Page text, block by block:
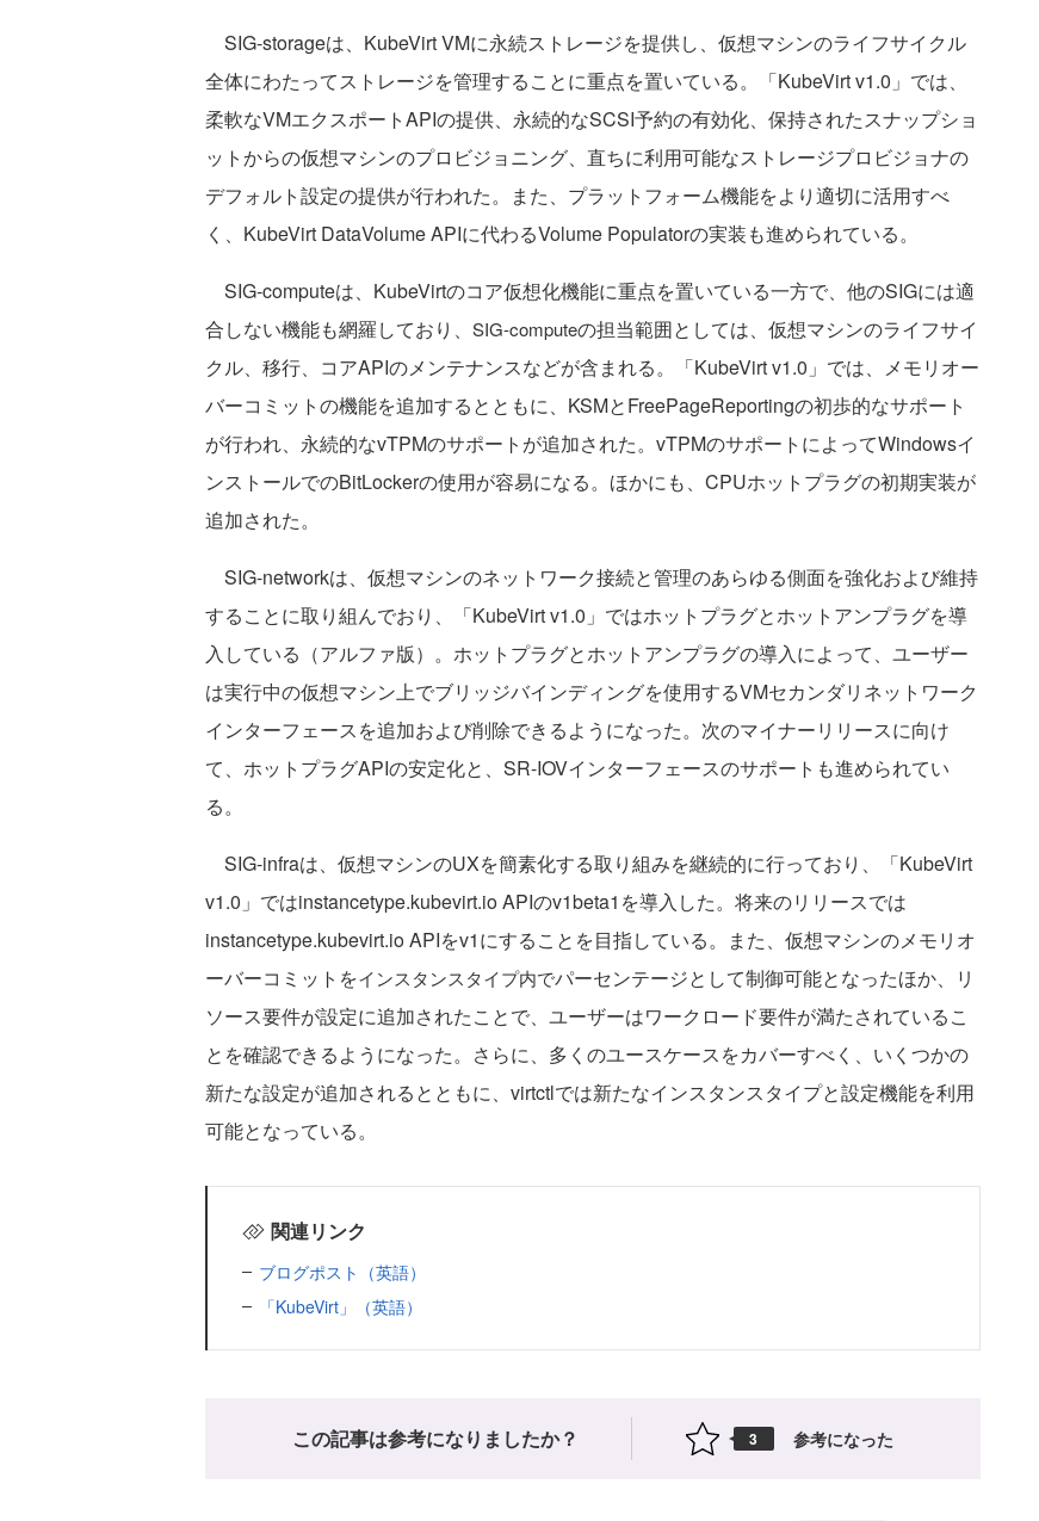
SIG-storageは、KubeVirt VMに永続ストレージを提供し、仮想マシンのライフサイクル
全体にわたってストレージを管理することに重点を置いている。「KubeVirt v1.0」では、
柔軟なVMエクスポートAPIの提供、永続的なSCSI予約の有効化、保持されたスナップショ
ットからの仮想マシンのプロビジョニング、直ちに利用可能なストレージプロビジョナの
デフォルト設定の提供が行われた。また、プラットフォーム機能をより適切に活用すべ
く、KubeVirt DataVolume APIに代わるVolume Populatorの実装も進められている。
SIG-computeは、KubeVirtのコア仮想化機能に重点を置いている一方で、他のSIGには適
合しない機能も網羅しており、 SIG-computeの担当範囲としては、仮想マシンのライフサイ
クル、移行、コアAPIのメンテナンスなどが含まれる。「KubeVirt v1.0」では、メモリオー
バーコミットの機能を追加するとともに、KSMとFreePageReportingの初歩的なサポート
が行われ、永続的なvTPMのサポートが追加された。vTPMのサポートによってWindowsイ
ンストールでのBitLockerの使用が容易になる。ほかにも、CPUホットプラグの初期実装が
追加された。
SIG-networkは、仮想マシンのネットワーク接続と管理のあらゆる側面を強化および維持
することに取り組んでおり、「KubeVirt v1.0」ではホットプラグとホットアンプラグを導
入している（アルファ版）。ホットプラグとホットアンプラグの導入によって、ユーザー
は実行中の仮想マシン上でブリッジバインディングを使用するVMセカンダリネットワーク
インターフェースを追加および削除できるようになった。次のマイナーリリースに向け
て、ホットプラグAPIの安定化と、SR-IOVインターフェースのサポートも進められてい
る。
SIG-infraは、仮想マシンのUXを簡素化する取り組みを継続的に行っており、「KubeVirt
v1.0」ではinstancetype.kubevirt.io APIのv1beta1を導入した。将来のリリースでは
instancetype.kubevirt.io APIをv1にすることを目指している。また、仮想マシンのメモリオ
ーバーコミットをインスタンスタイプ内でパーセンテージとして制御可能となったほか、リ
ソース要件が設定に追加されたことで、ユーザーはワークロード要件が満たされているこ
とを確認できるようになった。さらに、多くのユースケースをカバーすべく、いくつかの
新たな設定が追加されるとともに、virtctlでは新たなインスタンスタイプと設定機能を利用
可能となっている。
関連リンク
ブログポスト（英語）
「KubeVirt」（英語）
この記事は参考になりましたか？ 3 参考になった